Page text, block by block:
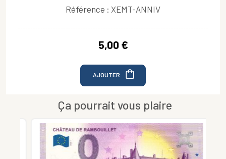
Référence : XEMT-ANNIV
5,00 €
AJOUTER
Ça pourrait vous plaire